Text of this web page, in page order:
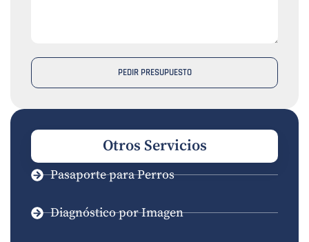
PEDIR PRESUPUESTO
Otros Servicios
Pasaporte para Perros
Diagnóstico por Imagen